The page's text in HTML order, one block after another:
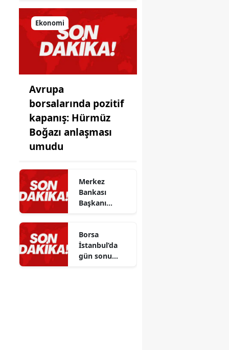
Ekonomi
Avrupa
borsalarında pozitif
kapanış: Hürmüz
Boğazı anlaşması
umudu
Merkez
Bankası
Başkanı
ekonomik
istişarelerde
bulundu
Borsa
İstanbul’da
gün sonu